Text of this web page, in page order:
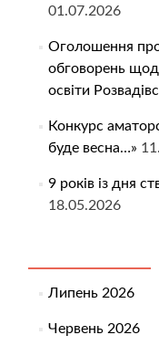
01.07.2026
Оголошення
обговорень
освіти
Конкурс
буде весна…»
9 років із дня
18.05.2026
Липень 2026
Червень 2026